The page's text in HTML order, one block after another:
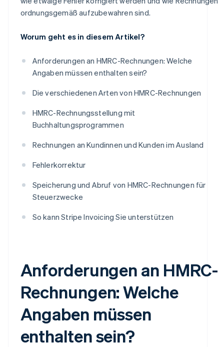
ordnungsgemäß aufzubewahren sind.
Worum geht es in diesem Artikel?
Anforderungen an HMRC-Rechnungen: Welche
Angaben müssen enthalten sein?
Die verschiedenen Arten von HMRC-Rechnungen
HMRC-Rechnungsstellung mit
Buchhaltungsprogrammen
Rechnungen an Kundinnen und Kunden im Ausland
Fehlerkorrektur
Speicherung und Abruf von HMRC-Rechnungen für
Steuerzwecke
So kann Stripe Invoicing Sie unterstützen
Anforderungen an HMRC-
Rechnungen: Welche
Angaben müssen
enthalten sein?